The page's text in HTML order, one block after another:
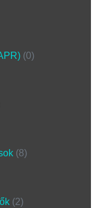
0
8
2